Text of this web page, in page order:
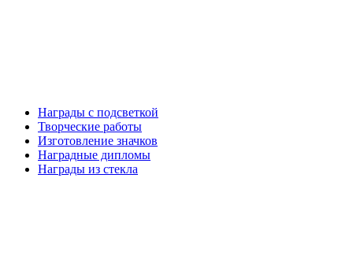
Награды с подсветкой
Творческие работы
Изготовление значков
Наградные дипломы
Награды из стекла